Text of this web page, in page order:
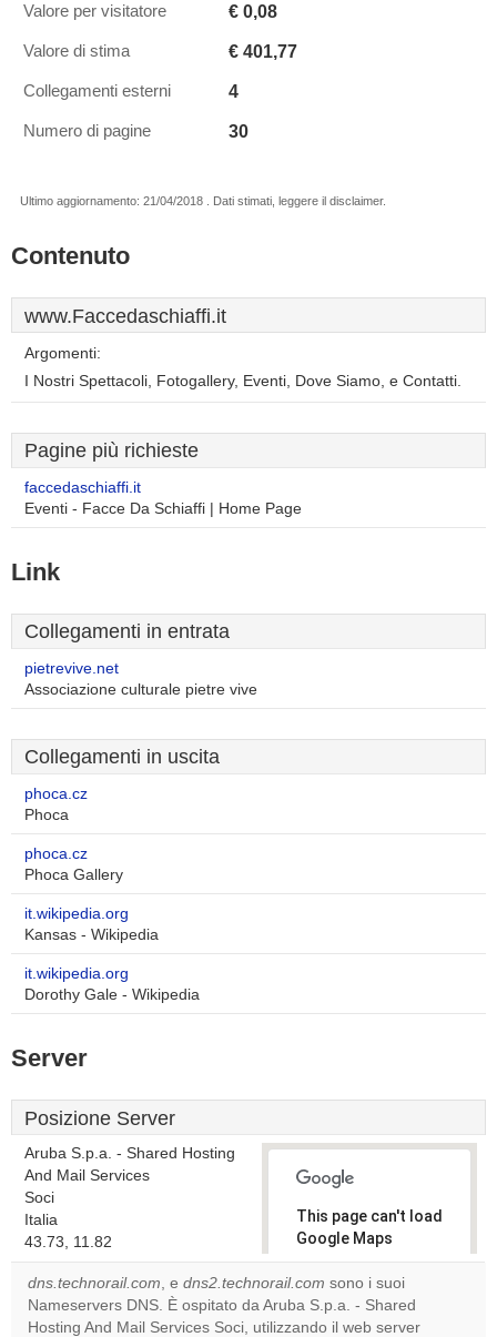
Valore per visitatore € 0,08
Valore di stima € 401,77
Collegamenti esterni 4
Numero di pagine 30
Ultimo aggiornamento: 21/04/2018 . Dati stimati, leggere il disclaimer.
Contenuto
www.Faccedaschiaffi.it
Argomenti:
I Nostri Spettacoli, Fotogallery, Eventi, Dove Siamo, e Contatti.
Pagine più richieste
faccedaschiaffi.it
Eventi - Facce Da Schiaffi | Home Page
Link
Collegamenti in entrata
pietrevive.net
Associazione culturale pietre vive
Collegamenti in uscita
phoca.cz
Phoca
phoca.cz
Phoca Gallery
it.wikipedia.org
Kansas - Wikipedia
it.wikipedia.org
Dorothy Gale - Wikipedia
Server
Posizione Server
Aruba S.p.a. - Shared Hosting
And Mail Services
Soci
Italia
43.73, 11.82
This page can't load
Google Maps
correctly.
Do you
own this
dns.technorail.com, e dns2.technorail.com sono i suoi
Nameservers DNS. È ospitato da Aruba S.p.a. - Shared
Hosting And Mail Services Soci, utilizzando il web server